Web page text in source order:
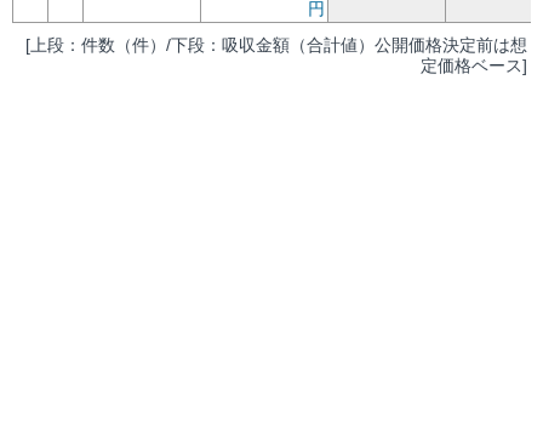
円
[上段：件数（件）/下段：吸収金額（合計値）公開価格決定前は想
定価格ベース]